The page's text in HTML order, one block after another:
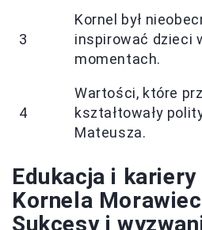
3
Kornel był
inspirować dzieci
momentach.
4
Wartości, które
kształtowały
Mateusza.
Edukacja i kariery
Kornela
Sukcesy i